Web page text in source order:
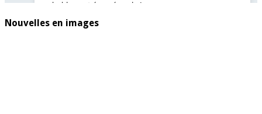
Nouvelles en images